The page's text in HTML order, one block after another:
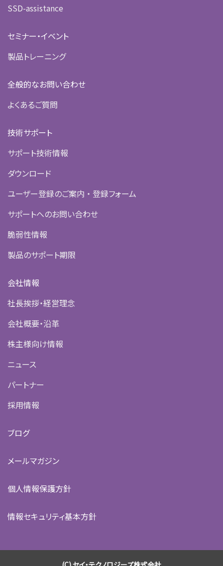
SSD-assistance
セミナー・イベント
製品トレーニング
全般的なお問い合わせ
よくあるご質問
技術サポート
サポート技術情報
ダウンロード
ユーザー登録のご案内 ・ 登録フォーム
サポートへのお問い合わせ
脆弱性情報
製品のサポート期限
会社情報
社長挨拶・経営理念
会社概要・沿革
株主様向け情報
ニュース
パートナー
採用情報
ブログ
メールマガジン
個人情報保護方針
情報セキュリティ基本方針